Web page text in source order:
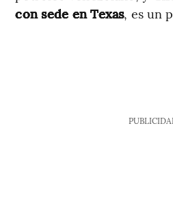
con sede en Texas, es un